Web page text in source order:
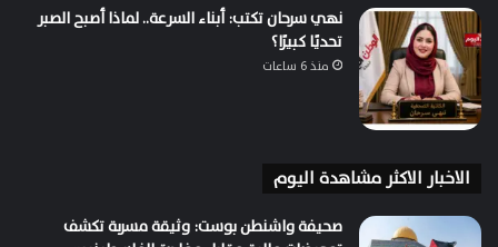
نهي سرحان تكتب: أبناء السرعة.. لماذا أصبح الصبر
تحديًا كبيرًا؟
منذ 6 ساعات
الاخبار الاكثر مشاهدة اليوم
صحيفة واشنطن بوست: وثيقة مسربة تكشف